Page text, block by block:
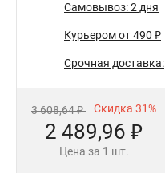
Самовывоз: 2 дня
Курьером от 490 ₽
Срочная доставка:
3 608,64 ₽ Скидка 31%
2 489,96 ₽
Цена за 1 шт.